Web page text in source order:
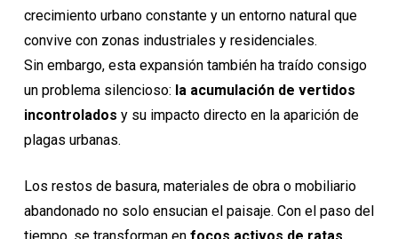
crecimiento urbano constante y un entorno natural que
convive con zonas industriales y residenciales.
Sin embargo, esta expansión también ha traído consigo
un problema silencioso: la acumulación de vertidos
incontrolados y su impacto directo en la aparición de
plagas urbanas.
Los restos de basura, materiales de obra o mobiliario
abandonado no solo ensucian el paisaje. Con el paso del